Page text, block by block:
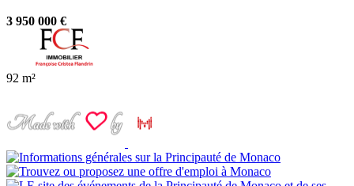
3 950 000 €
92 m²